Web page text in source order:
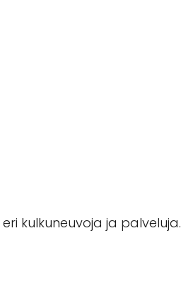
kulkuneuvoja ja palveluja.